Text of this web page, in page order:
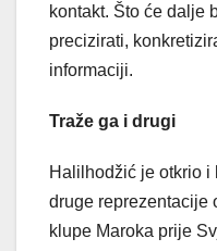
kontakt. Što će dalje
precizirati,
informaciji.
Traže ga i drugi
Halilhodžić je otkrio i
druge reprezentacije
klupe Maroka prije